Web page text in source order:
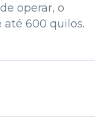
operar, o
até 600 quilos.